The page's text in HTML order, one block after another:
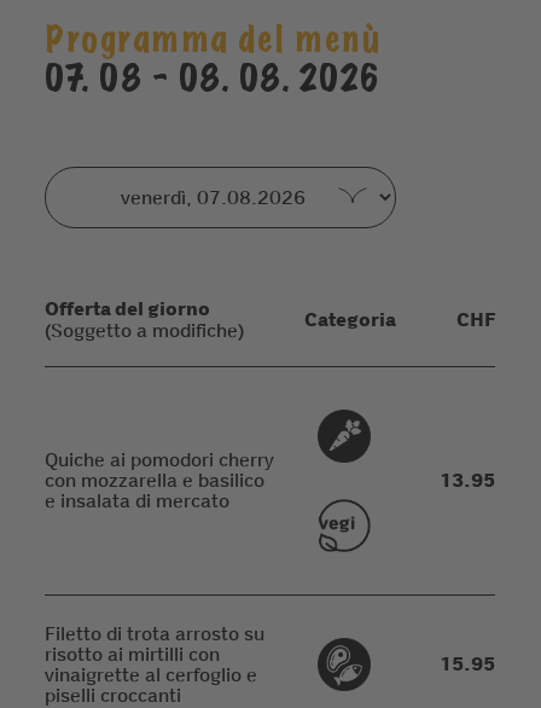
Programma del menù
07. 08 - 08. 08. 2026
Offerta del giorno
(Soggetto a modifiche) Categoria CHF
Quiche ai pomodori cherry
con mozzarella e basilico
e insalata di mercato
13.95
Filetto di trota arrosto su
risotto ai mirtilli con
vinaigrette al cerfoglio e
piselli croccanti
15.95